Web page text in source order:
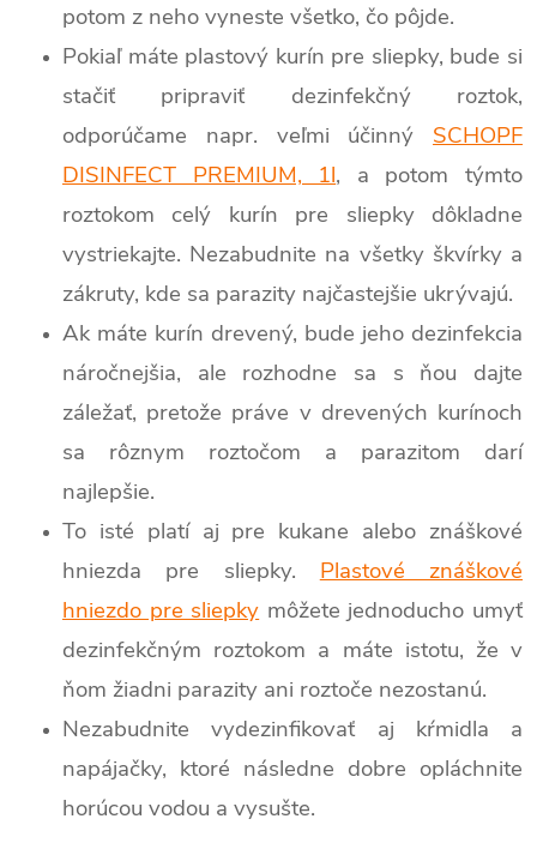
potom z neho vyneste všetko, čo pôjde.
Pokiaľ máte plastový kurín pre sliepky, bude si
stačiť pripraviť dezinfekčný roztok,
odporúčame napr. veľmi účinný SCHOPF
DISINFECT PREMIUM, 1l, a potom týmto
roztokom celý kurín pre sliepky dôkladne
vystriekajte. Nezabudnite na všetky škvírky a
zákruty, kde sa parazity najčastejšie ukrývajú.
Ak máte kurín drevený, bude jeho dezinfekcia
náročnejšia, ale rozhodne sa s ňou dajte
záležať, pretože práve v drevených kurínoch
sa rôznym roztočom a parazitom darí
najlepšie.
To isté platí aj pre kukane alebo znáškové
hniezda pre sliepky. Plastové znáškové
hniezdo pre sliepky môžete jednoducho umyť
dezinfekčným roztokom a máte istotu, že v
ňom žiadni parazity ani roztoče nezostanú.
Nezabudnite vydezinfikovať aj kŕmidla a
napájačky, ktoré následne dobre opláchnite
horúcou vodou a vysušte.